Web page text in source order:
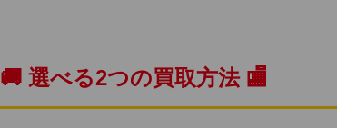
🚚 選べる2つの買取方法 🏬